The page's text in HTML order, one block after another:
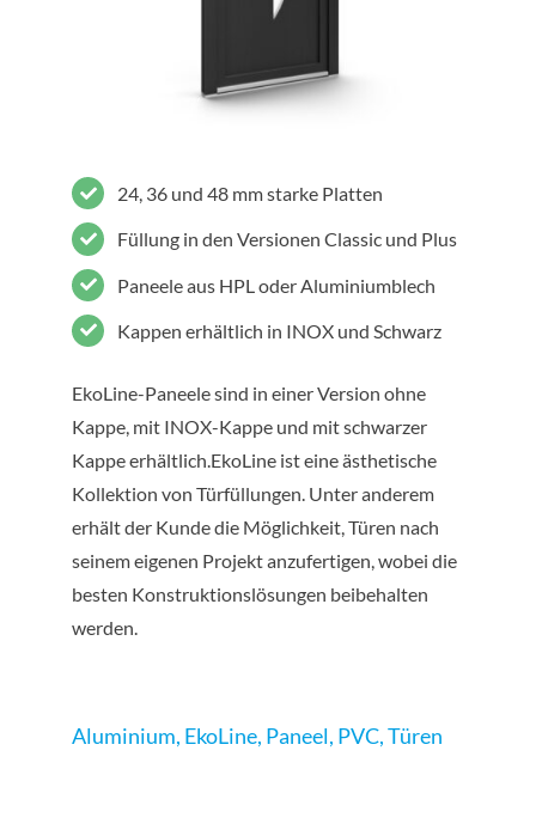
24, 36 und 48 mm starke Platten
Füllung in den Versionen Classic und Plus
Paneele aus HPL oder Aluminiumblech
Kappen erhältlich in INOX und Schwarz
EkoLine-Paneele sind in einer Version ohne
Kappe, mit INOX-Kappe und mit schwarzer
Kappe erhältlich.EkoLine ist eine ästhetische
Kollektion von Türfüllungen. Unter anderem
erhält der Kunde die Möglichkeit, Türen nach
seinem eigenen Projekt anzufertigen, wobei die
besten Konstruktionslösungen beibehalten
werden.
Aluminium, EkoLine, Paneel, PVC,Türen